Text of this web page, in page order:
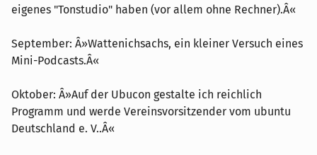
eigenes "Tonstudio" haben (vor allem ohne Rechner).Â«
September: Â»Wattenichsachs, ein kleiner Versuch eines
Mini-Podcasts.Â«
Oktober: Â»Auf der Ubucon gestalte ich reichlich
Programm und werde Vereinsvorsitzender vom ubuntu
Deutschland e. V..Â«